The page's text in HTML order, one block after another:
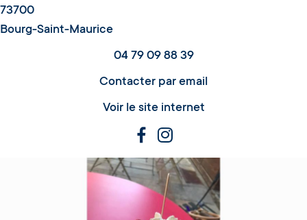
73700
Bourg-Saint-Maurice
04 79 09 88 39
Contacter par email
Voir le site internet